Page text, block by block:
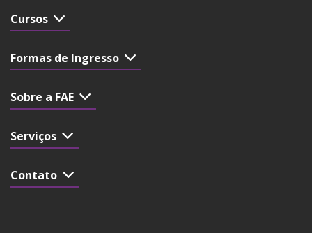
Cursos
Formas de Ingresso
Sobre a FAE
Serviços
Contato